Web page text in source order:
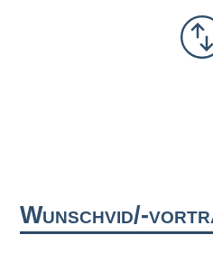
Wunschvid/-